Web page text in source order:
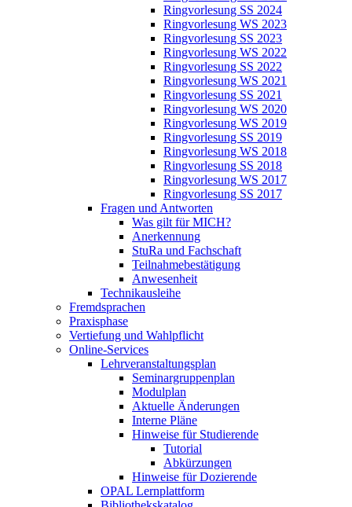
Ringvorlesung SS 2024
Ringvorlesung WS 2023
Ringvorlesung SS 2023
Ringvorlesung WS 2022
Ringvorlesung SS 2022
Ringvorlesung WS 2021
Ringvorlesung SS 2021
Ringvorlesung WS 2020
Ringvorlesung WS 2019
Ringvorlesung SS 2019
Ringvorlesung WS 2018
Ringvorlesung SS 2018
Ringvorlesung WS 2017
Ringvorlesung SS 2017
Fragen und Antworten
Was gilt für MICH?
Anerkennung
StuRa und Fachschaft
Teilnahmebestätigung
Anwesenheit
Technikausleihe
Fremdsprachen
Praxisphase
Vertiefung und Wahlpflicht
Online-Services
Lehrveranstaltungsplan
Seminargruppenplan
Modulplan
Aktuelle Änderungen
Interne Pläne
Hinweise für Studierende
Tutorial
Abkürzungen
Hinweise für Dozierende
OPAL Lernplattform